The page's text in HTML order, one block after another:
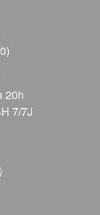
20h
7/7J